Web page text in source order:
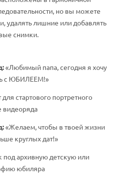
но вы можете
удалять лишние или добавлять
снимки.
«Любимый папа, сегодня я хочу
с ЮБИЛЕЕМ!»
для стартового портретного
видеоряда
«Желаем, чтобы в твоей жизни
круглых дат!»
под архивную детскую или
юбиляра